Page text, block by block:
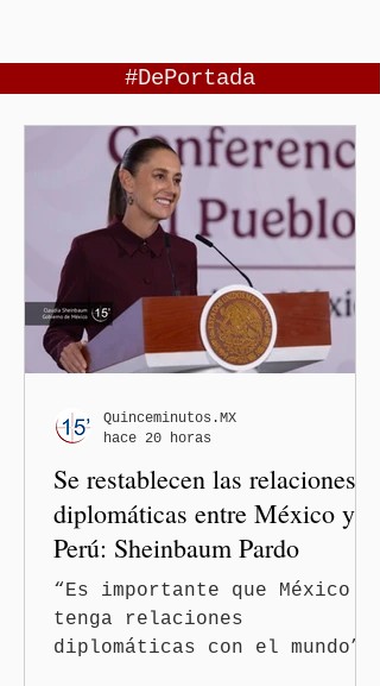
#DePortada
Se restablecen las relaciones
diplomáticas entre México y
Perú: Sheinbaum Pardo
“Es importante que México
tenga relaciones
diplomáticas con el mundo”,
Quinceminutos.MX
hace 20 horas